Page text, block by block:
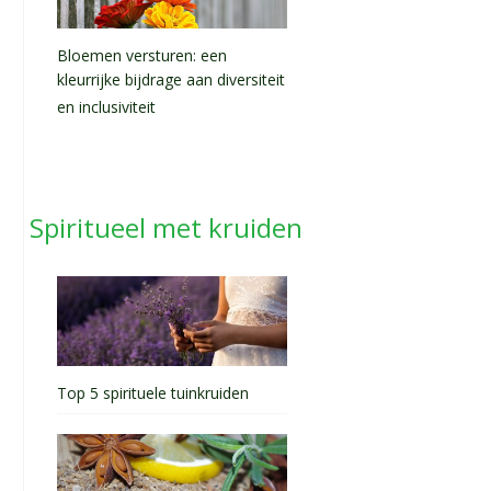
Bloemen versturen: een
kleurrijke bijdrage aan diversiteit
en inclusiviteit
Spiritueel met kruiden
Top 5 spirituele tuinkruiden